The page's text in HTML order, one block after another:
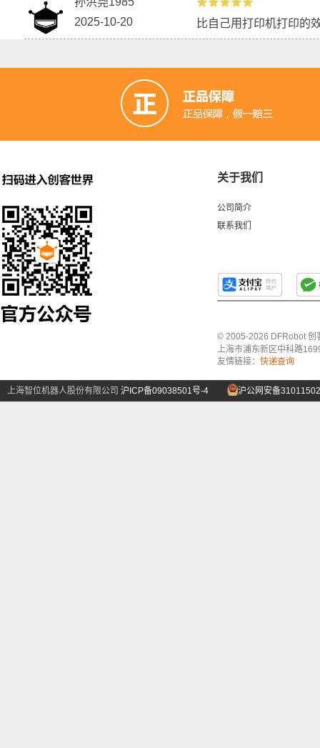
2025-10-20
比自己用打印机打印的
关于我们
公司简介
联系我们
© 2005-2026 DFRobot 创
上海市浦东新区中科路
友情链接： 快递查询
上海智位机器人股份有限公司 沪ICP备09038501号-4 沪公网安备